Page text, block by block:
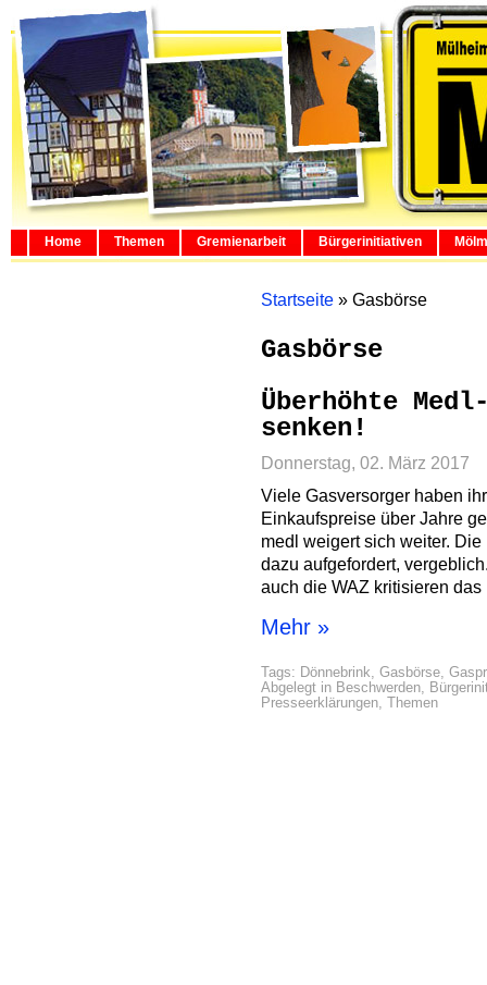
Home Themen Gremienarbeit Bürgerinitiativen
Startseite » Gasbörse
Gasbörse
Überhöhte
senken!
Donnerstag, 02. März 2017
Viele Gasversorger haben
Einkaufspreise über Jahre
medl weigert sich weiter.
dazu aufgefordert,
auch die WAZ kritisieren
Mehr »
Tags: Dönnebrink, Gasbörse,
Abgelegt in Beschwerden,
Presseerklärungen, Themen